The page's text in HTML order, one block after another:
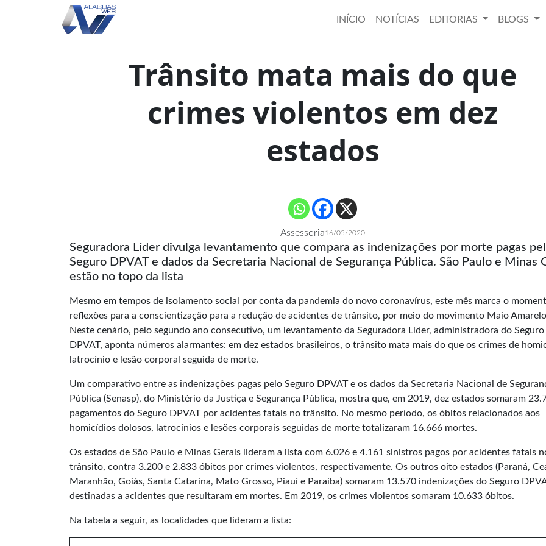
INÍCIO NOTÍCIAS EDITORIAS BLOGS
Trânsito mata mais do que
crimes violentos em dez
estados
Assessoria16/05/2020
Seguradora Líder divulga levantamento que compara as indenizações por morte pagas
Seguro DPVAT e dados da Secretaria Nacional de Segurança Pública. São Paulo e Minas
estão no topo da lista
Mesmo em tempos de isolamento social por conta da pandemia do novo coronavírus, este mês marca o
reflexões para a conscientização para a redução de acidentes de trânsito, por meio do movimento Maio
Neste cenário, pelo segundo ano consecutivo, um levantamento da Seguradora Líder, administradora do Seguro
DPVAT, aponta números alarmantes: em dez estados brasileiros, o trânsito mata mais do que os crimes de
latrocínio e lesão corporal seguida de morte.
Um comparativo entre as indenizações pagas pelo Seguro DPVAT e os dados da Secretaria Nacional de
Pública (Senasp), do Ministério da Justiça e Segurança Pública, mostra que, em 2019, dez estados somaram
pagamentos do Seguro DPVAT por acidentes fatais no trânsito. No mesmo período, os óbitos relacionados aos
homicídios dolosos, latrocínios e lesões corporais seguidas de morte totalizaram 16.666 mortes.
Os estados de São Paulo e Minas Gerais lideram a lista com 6.026 e 4.161 sinistros pagos por acidentes fatais
trânsito, contra 3.200 e 2.833 óbitos por crimes violentos, respectivamente. Os outros oito estados (Paraná,
Maranhão, Goiás, Santa Catarina, Mato Grosso, Piauí e Paraíba) somaram 13.570 indenizações do Seguro
destinadas a acidentes que resultaram em mortes. Em 2019, os crimes violentos somaram 10.633 óbitos.
Na tabela a seguir, as localidades que lideram a lista: